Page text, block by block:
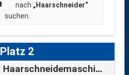
nach „Haarschneider“
suchen.
Platz 2
Panasonic Profi Haarschneidemaschine ER …